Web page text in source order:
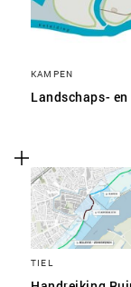
KAMPEN
Landschaps-
TIEL